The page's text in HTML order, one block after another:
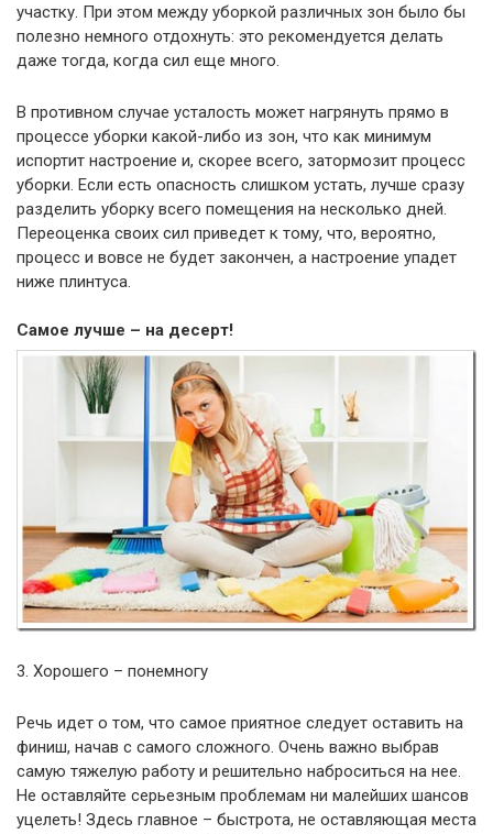
участку. При этом между уборкой различных зон было бы
полезно немного отдохнуть: это рекомендуется делать
даже тогда, когда сил еще много.
В противном случае усталость может нагрянуть прямо в
процессе уборки какой-либо из зон, что как минимум
испортит настроение и, скорее всего, затормозит процесс
уборки. Если есть опасность слишком устать, лучше сразу
разделить уборку всего помещения на несколько дней.
Переоценка своих сил приведет к тому, что, вероятно,
процесс и вовсе не будет закончен, а настроение упадет
ниже плинтуса.
Самое лучше – на десерт!
3. Хорошего – понемногу
Речь идет о том, что самое приятное следует оставить на
финиш, начав с самого сложного. Очень важно выбрав
самую тяжелую работу и решительно наброситься на нее.
Не оставляйте серьезным проблемам ни малейших шансов
уцелеть! Здесь главное – быстрота, не оставляющая места